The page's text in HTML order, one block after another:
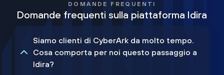
DOMANDE FREQUENTI
Domande frequenti sulla piattaforma Idira
Siamo clienti di CyberArk da molto tempo.
Cosa comporta per noi questo passaggio a
Idira?